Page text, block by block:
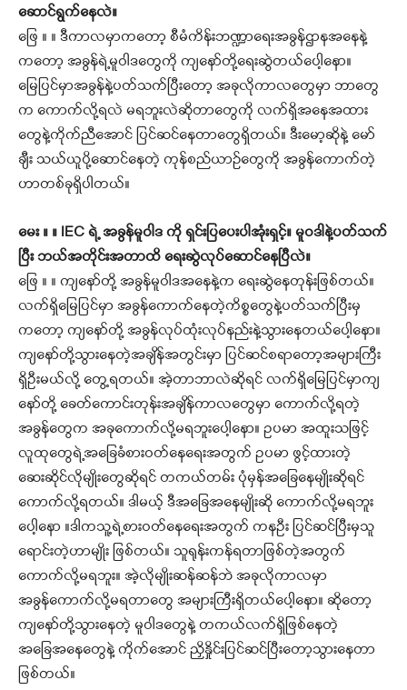
ဆောင်ရွက်နေလဲ။
ဖြေ ။ ။ ဒီကာလမှာကတော့ စီမံကိန်းဘဏ္ဍာရေးအခွန်ဌာနအနေနဲ့
ကတော့ အခွန်ရဲ့မူဝါဒတွေကို ကျနော်တို့ရေးဆွဲတယ်ပေါ့နော။
မြေပြင်မှာအခွန်နဲ့ပတ်သက်ပြီးတော့ အခုလိုကာလတွေမှာ ဘာတွေ
က ကောက်လို့ရလဲ မရဘူးလဲဆိုတာတွေကို လက်ရှိအနေအထား
တွေနဲ့ကိုက်ညီအောင် ပြင်ဆင်နေတာတွေရှိတယ်။ ဒီးမော့ဆိုနဲ့ မော်
ချီး သယ်ယူပို့ဆောင်နေတဲ့ ကုန်စည်ယာဉ်တွေကို အခွန်ကောက်တဲ့
ဟာတစ်ခုရှိပါတယ်။
မေး ။ ။ IEC ရဲ့ အခွန်မူဝါဒ ကို ရှင်းပြပေးပါအုံးရှင့်။ မူဝဒါနဲ့ပတ်သက်
ပြီး ဘယ်အတိုင်းအတာထိ ရေးဆွဲလုပ်ဆောင်နေပြီလဲ။
ဖြေ ။ ။ ကျနော်တို့ အခွန်မူဝါဒအနေနဲ့က ရေးဆွဲနေတုန်းဖြစ်တယ်။
လက်ရှိမြေပြင်မှာ အခွန်ကောက်နေတဲ့ကိစ္စတွေနဲ့ပတ်သက်ပြီးမှ
ကတော့ ကျနော်တို့ အခွန်လုပ်ထုံးလုပ်နည်းနဲ့သွားနေတယ်ပေါ့နော။
ကျနော်တို့သွားနေတဲ့အချိန်အတွင်းမှာ ပြင်ဆင်စရာတော့အများကြီး
ရှိဦးမယ်လို့ တွေ့ရတယ်။ အဲ့တာဘာလဲဆိုရင် လက်ရှိမြေပြင်မှာကျ
နော်တို့ ခေတ်ကောင်းတုန်းအချိန်ကာလတွေမှာ ကောက်လို့ရတဲ့
အခွန်တွေက အခုကောက်လို့မရဘူးပေါ့နော။ ဥပမာ အထူးသဖြင့်
လူထုတွေရဲ့အခြေခံစားဝတ်နေရေးအတွက် ဥပမာ ဖွင့်ထားတဲ့
ဆေးဆိုင်လိုမျိုးတွေဆိုရင် တကယ်တမ်း ပုံမှန်အခြေနေမျိုးဆိုရင်
ကောက်လို့ရတယ်။ ဒါမယ့် ဒီအခြေအနေမျိုးဆို ကောက်လို့မရဘူး
ပေါ့နော ။ဒါကသူ့ရဲ့စားဝတ်နေရေးအတွက် ကနဦး ပြင်ဆင်ပြီးမှသူ
ရောင်းတဲ့ဟာမျိုး ဖြစ်တယ်။ သူရုန်းကန်ရတာဖြစ်တဲ့အတွက်
ကောက်လို့မရဘူး။ အဲ့လိုမျိုးဆန်ဆန်ဘဲ အခုလိုကာလမှာ
အခွန်ကောက်လို့မရတာတွေ အများကြီးရှိတယ်ပေါ့နော။ ဆိုတော့
ကျနော်တို့သွားနေတဲ့ မူဝါဒတွေနဲ့ တကယ်လက်ရှိဖြစ်နေတဲ့
အခြေအနေတွေနဲ့ ကိုက်အောင် ညှိနှိုင်းပြင်ဆင်ပြီးတော့သွားနေတာ
ဖြစ်တယ်။